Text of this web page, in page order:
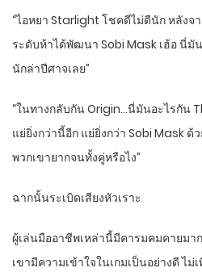
“ไอหยา Starlight โชคดีไม่ดีนัก หลังจ
ระดับห้าได้พัฒนา Sobi Mask เฮ้อ นี่มั
นักล่าปีศาจเลย”
“ในทางกลับกัน Origin…นี่มันอะไรกัน
แย่ยิ่งกว่านี้อีก แย่ยิ่งกว่า Sobi Mask
พวกเขายากจนทั้งคู่หรือไง”
ฉากนั้นระเบิดเสียงหัวเราะ
ผู้เล่นมืออาชีพเหล่านี้มีคารมคมคายมา
เขามีความเข้าใจในเกมเป็นอย่างดี ไ